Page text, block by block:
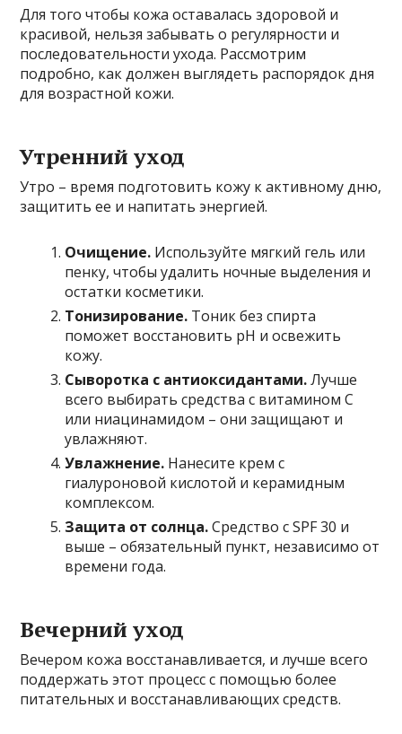
Для того чтобы кожа оставалась здоровой и
красивой, нельзя забывать о регулярности и
последовательности ухода. Рассмотрим
подробно, как должен выглядеть распорядок дня
для возрастной кожи.
Утренний уход
Утро – время подготовить кожу к активному дню,
защитить ее и напитать энергией.
Очищение. Используйте мягкий гель или
пенку, чтобы удалить ночные выделения и
остатки косметики.
Тонизирование. Тоник без спирта
поможет восстановить pH и освежить
кожу.
Сыворотка с антиоксидантами.Лучше
всего выбирать средства с витамином C
или ниацинамидом – они защищают и
увлажняют.
Увлажнение. Нанесите крем с
гиалуроновой кислотой и керамидным
комплексом.
Защита от солнца.Средство с SPF 30 и
выше – обязательный пункт, независимо от
времени года.
Вечерний уход
Вечером кожа восстанавливается, и лучше всего
поддержать этот процесс с помощью более
питательных и восстанавливающих средств.